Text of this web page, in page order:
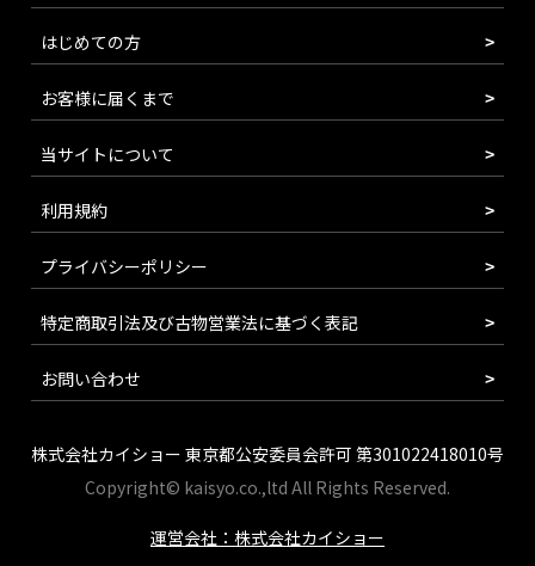
はじめての方
お客様に届くまで
当サイトについて
利用規約
プライバシーポリシー
特定商取引法及び古物営業法に基づく表記
お問い合わせ
株式会社カイショー 東京都公安委員会許可 第301022418010号
Copyright© kaisyo.co.,ltd All Rights Reserved.
運営会社：株式会社カイショー